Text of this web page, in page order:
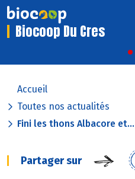
Biocoop Du Cres
Accueil
Toutes nos actualités
Fini les thons Albacore et...
Partager sur